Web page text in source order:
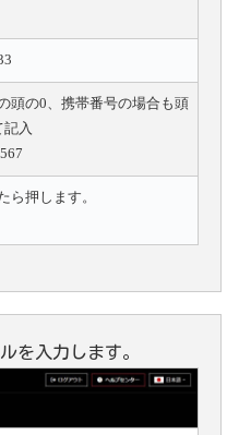
頭の0、携帯番号の場合も頭
記入
ら押します。
を入力します。